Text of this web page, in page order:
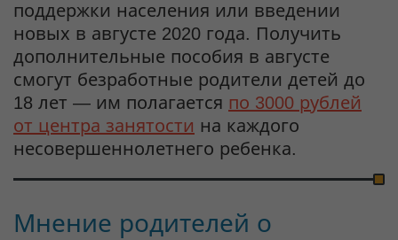
поддержки населения или введении
новых в августе 2020 года. Получить
дополнительные пособия в августе
смогут безработные родители детей до
18 лет — им полагается по 3000 рублей
от центра занятости на каждого
несовершеннолетнего ребенка.
Мнение родителей о